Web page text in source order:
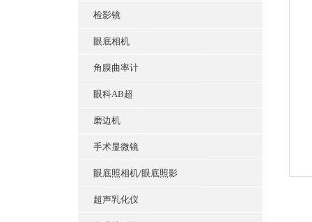
检影镜
眼底相机
角膜曲率计
眼科AB超
磨边机
手术显微镜
眼底照相机/眼底照影
超声乳化仪